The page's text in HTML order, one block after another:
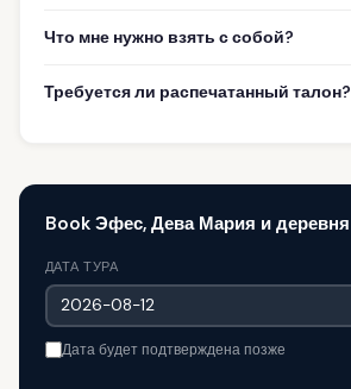
Что мне нужно взять с собой?
Требуется ли распечатанный талон?
Book Эфес, Дева Мария и деревня
ДАТА ТУРА
Дата будет подтверждена позже